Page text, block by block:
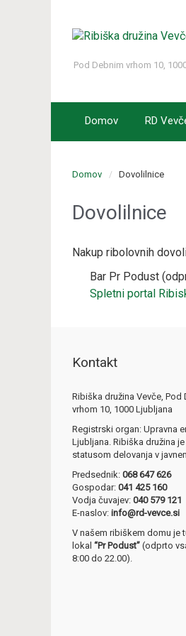
Pod Debnim vrhom 10,
Domov RD
Domov Dovolilnice
Dovolilnice
Nakup ribolovnih
Bar Pr Podust
Spletni portal
Kontakt
Ribiška družina Vevče, Pod
vrhom 10, 1000 Ljubljana
Registrski organ: Upravna
Ljubljana. Ribiška družina
statusom delovanja v
Predsednik: 068 647 626
Gospodar: 041 425 160
Vodja čuvajev: 040 579 121
E-naslov: info@rd-vevce.si
V našem ribiškem domu je
lokal “Pr Podust” (odprto
8:00 do 22.00).